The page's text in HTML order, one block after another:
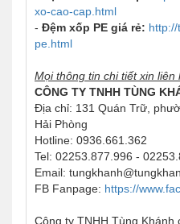
xo-cao-cap.html
- Đệm xốp PE giá rẻ:
pe.html
Mọi thông tin chi tiết xin liên
CÔNG TY TNHH TÙNG
Địa chỉ: 131 Quán Trữ,
Hải Phòng
Hotline: 0936.661.362
Tel: 02253.877.996 -
Email:
FB Fanpage: https://
Công ty TNHH Tùng Khánh